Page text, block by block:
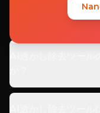
利用可能な画像形式